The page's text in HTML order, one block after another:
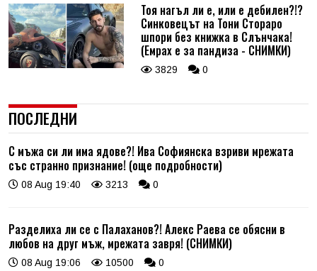
Тоя нагъл ли е, или е дебилен?!?
Синковецът на Тони Стораро
шпори без книжка в Слънчака!
(Емрах е за пандиза - СНИМКИ)
3829 0
ПОСЛЕДНИ
С мъжа си ли има ядове?! Ива Софиянска взриви мрежата
със странно признание! (още подробности)
08 Aug 19:40 3213 0
Разделиха ли се с Палаханов?! Алекс Раева се обясни в
любов на друг мъж, мрежата завря! (СНИМКИ)
08 Aug 19:06 10500 0